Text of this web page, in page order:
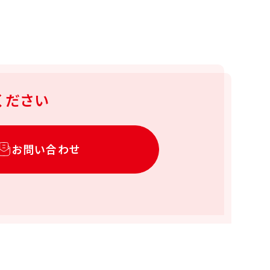
ださい
お問い合わせ